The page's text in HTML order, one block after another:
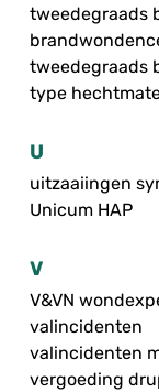
tweedegraads
tweedegraads
type
U
uitzaaiingen
Unicum HAP
V
V&VN
valincidenten
valincidenten
vergoeding